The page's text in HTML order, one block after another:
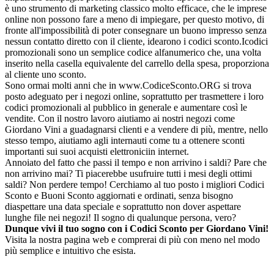
è uno strumento di marketing classico molto efficace, che le imprese
online non possono fare a meno di impiegare, per questo motivo, di
fronte all'impossibilità di poter consegnare un buono impresso senza
nessun contatto diretto con il cliente, idearono i codici sconto.Icodici
promozionali sono un semplice codice alfanumerico che, una volta
inserito nella casella equivalente del carrello della spesa, proporziona
al cliente uno sconto.
Sono ormai molti anni che in www.CodiceSconto.ORG si trova
posto adeguato per i negozi online, soprattutto per trasmettere i loro
codici promozionali al pubblico in generale e aumentare così le
vendite. Con il nostro lavoro aiutiamo ai nostri negozi come
Giordano Vini a guadagnarsi clienti e a vendere di più, mentre, nello
stesso tempo, aiutiamo agli internauti come tu a ottenere sconti
importanti sui suoi acquisti elettroniciin internet.
Annoiato del fatto che passi il tempo e non arrivino i saldi? Pare che
non arrivino mai? Ti piacerebbe usufruire tutti i mesi degli ottimi
saldi? Non perdere tempo! Cerchiamo al tuo posto i migliori Codici
Sconto e Buoni Sconto aggiornati e ordinati, senza bisogno
diaspettare una data speciale e soprattutto non dover aspettare
lunghe file nei negozi! Il sogno di qualunque persona, vero?
Dunque vivi il tuo sogno con i Codici Sconto per Giordano Vini!
Visita la nostra pagina web e comprerai di più con meno nel modo
più semplice e intuitivo che esista.